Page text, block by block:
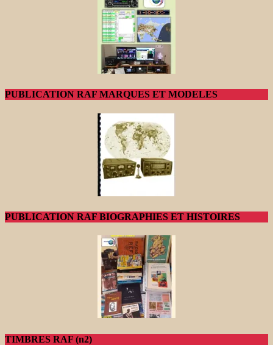
PUBLICATION RAF MARQUES ET MODELES
PUBLICATION RAF BIOGRAPHIES ET HISTOIRES
TIMBRES RAF (n2)